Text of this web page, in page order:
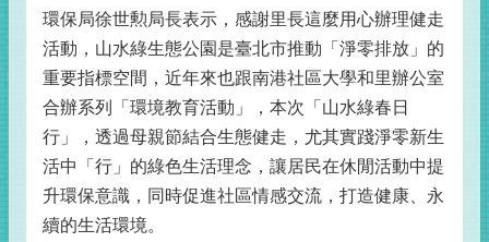
環保局徐世勲局長表示，感謝里長這麼用心辦理健走
活動，山水綠生態公園是臺北市推動「淨零排放」的
重要指標空間，近年來也跟南港社區大學和里辦公室
合辦系列「環境教育活動」，本次「山水綠春日
行」，透過母親節結合生態健走，尤其實踐淨零新生
活中「行」的綠色生活理念，讓居民在休閒活動中提
升環保意識，同時促進社區情感交流，打造健康、永
續的生活環境。